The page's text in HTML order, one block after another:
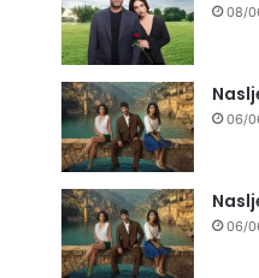
08/
06/
06/